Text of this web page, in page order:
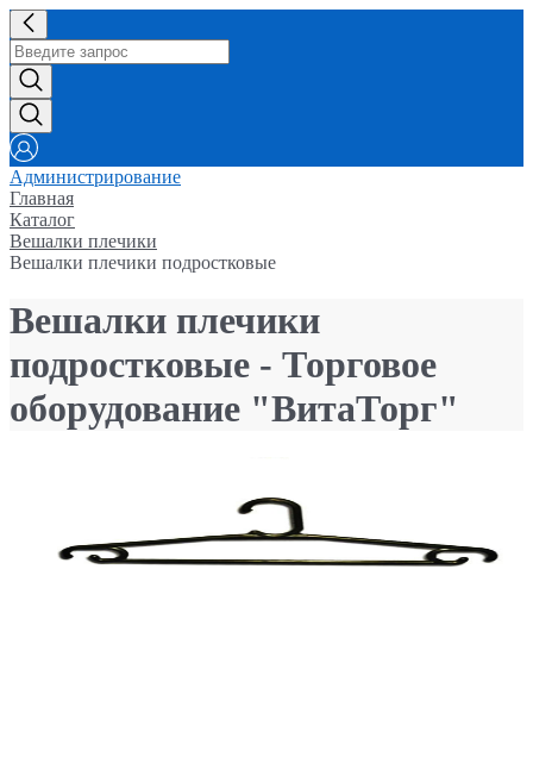
Администрирование
Главная
Каталог
Вешалки плечики
Вешалки плечики подростковые
Вешалки плечики
подростковые - Торговое
оборудование "ВитаТорг"